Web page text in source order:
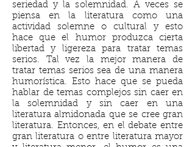
seriedad y la solemnidad. A veces se
piensa en la literatura como una
actividad solemne o cultural y esto
hace que el humor produzca cierta
libertad y ligereza para tratar temas
serios. Tal vez la mejor manera de
tratar temas serios sea de una manera
humorística. Esto hace que se pueda
hablar de temas complejos sin caer en
la solemnidad y sin caer en una
literatura almidonada que se cree gran
literatura. Entonces, en el debate entre
gran literatura o entre literatura mayor